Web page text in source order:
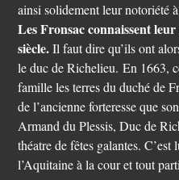
ainsi solidement leur notoriété
Les Fronsac connaissent
siècle.Il faut dire qu’ils ont
le duc de Richelieu.En 1663,
famille les terres du duché de
de l’ancienne forteresse que
Armand du Plessis, Duc de
théatre de fêtes galantes.
l’Aquitaine à la cour et tout